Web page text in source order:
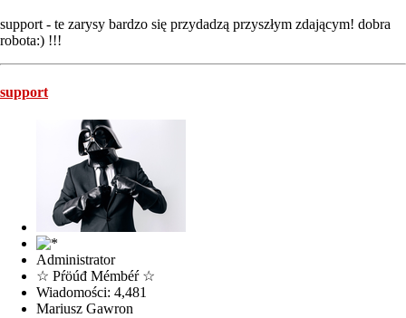
support - te zarysy bardzo się przydadzą przyszłym zdającym! dobra
robota:) !!!
support
Administrator
☆ Pŕöúđ Mémbéŕ ☆
Wiadomości: 4,481
Mariusz Gawron